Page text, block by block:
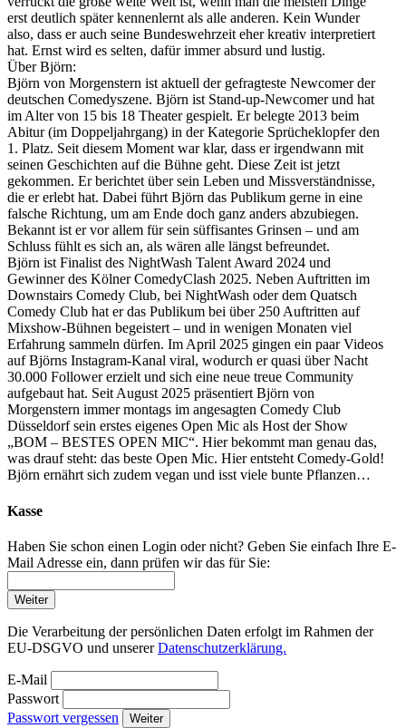
erst deutlich später kennenlernt als alle anderen. Kein Wunder
also, dass er auch seine Bundeswehrzeit eher kreativ interpretiert
hat. Ernst wird es selten, dafür immer absurd und lustig.
Über Björn:
Björn von Morgenstern ist aktuell der gefragteste Newcomer der
deutschen Comedyszene. Björn ist Stand-up-Newcomer und hat
im Alter von 15 bis 18 Theater gespielt. Er belegte 2013 beim
Abitur (im Doppeljahrgang) in der Kategorie Sprücheklopfer den
1. Platz. Seit diesem Moment war klar, dass er irgendwann mit
seinen Geschichten auf die Bühne geht. Diese Zeit ist jetzt
gekommen. Er berichtet über sein Leben und Missverständnisse,
die er erlebt hat. Dabei führt Björn das Publikum gerne in eine
falsche Richtung, um am Ende doch ganz anders abzubiegen.
Bekannt ist er vor allem für sein süffisantes Grinsen – und am
Schluss fühlt es sich an, als wären alle längst befreundet.
Björn ist Finalist des NightWash Talent Award 2024 und
Gewinner des Kölner ComedyClash 2025. Neben Auftritten im
Downstairs Comedy Club, bei NightWash oder dem Quatsch
Comedy Club hat er das Publikum bei über 250 Auftritten auf
Mixshow-Bühnen begeistert – und in wenigen Monaten viel
Erfahrung sammeln dürfen. Im April 2025 gingen ein paar Videos
auf Björns Instagram-Kanal viral, wodurch er quasi über Nacht
30.000 Follower erzielt und sich eine neue treue Community
aufgebaut hat. Seit August 2025 präsentiert Björn von
Morgenstern immer montags im angesagten Comedy Club
Düsseldorf sein erstes eigenes Open Mic als Host der Show
„BOM – BESTES OPEN MIC“. Hier bekommt man genau das,
was drauf steht: das beste Open Mic. Hier entsteht Comedy-Gold!
Björn ernährt sich zudem vegan und isst viele bunte Pflanzen…
Kasse
Haben Sie schon einen Login oder nicht? Geben Sie einfach Ihre E-
Mail Adresse ein, dann prüfen wir das für Sie:
Weiter
Die Verarbeitung der persönlichen Daten erfolgt im Rahmen der
EU-DSGVO und unsererDatenschutzerklärung.
E-Mail
Passwort
Passwort vergessen
Weiter